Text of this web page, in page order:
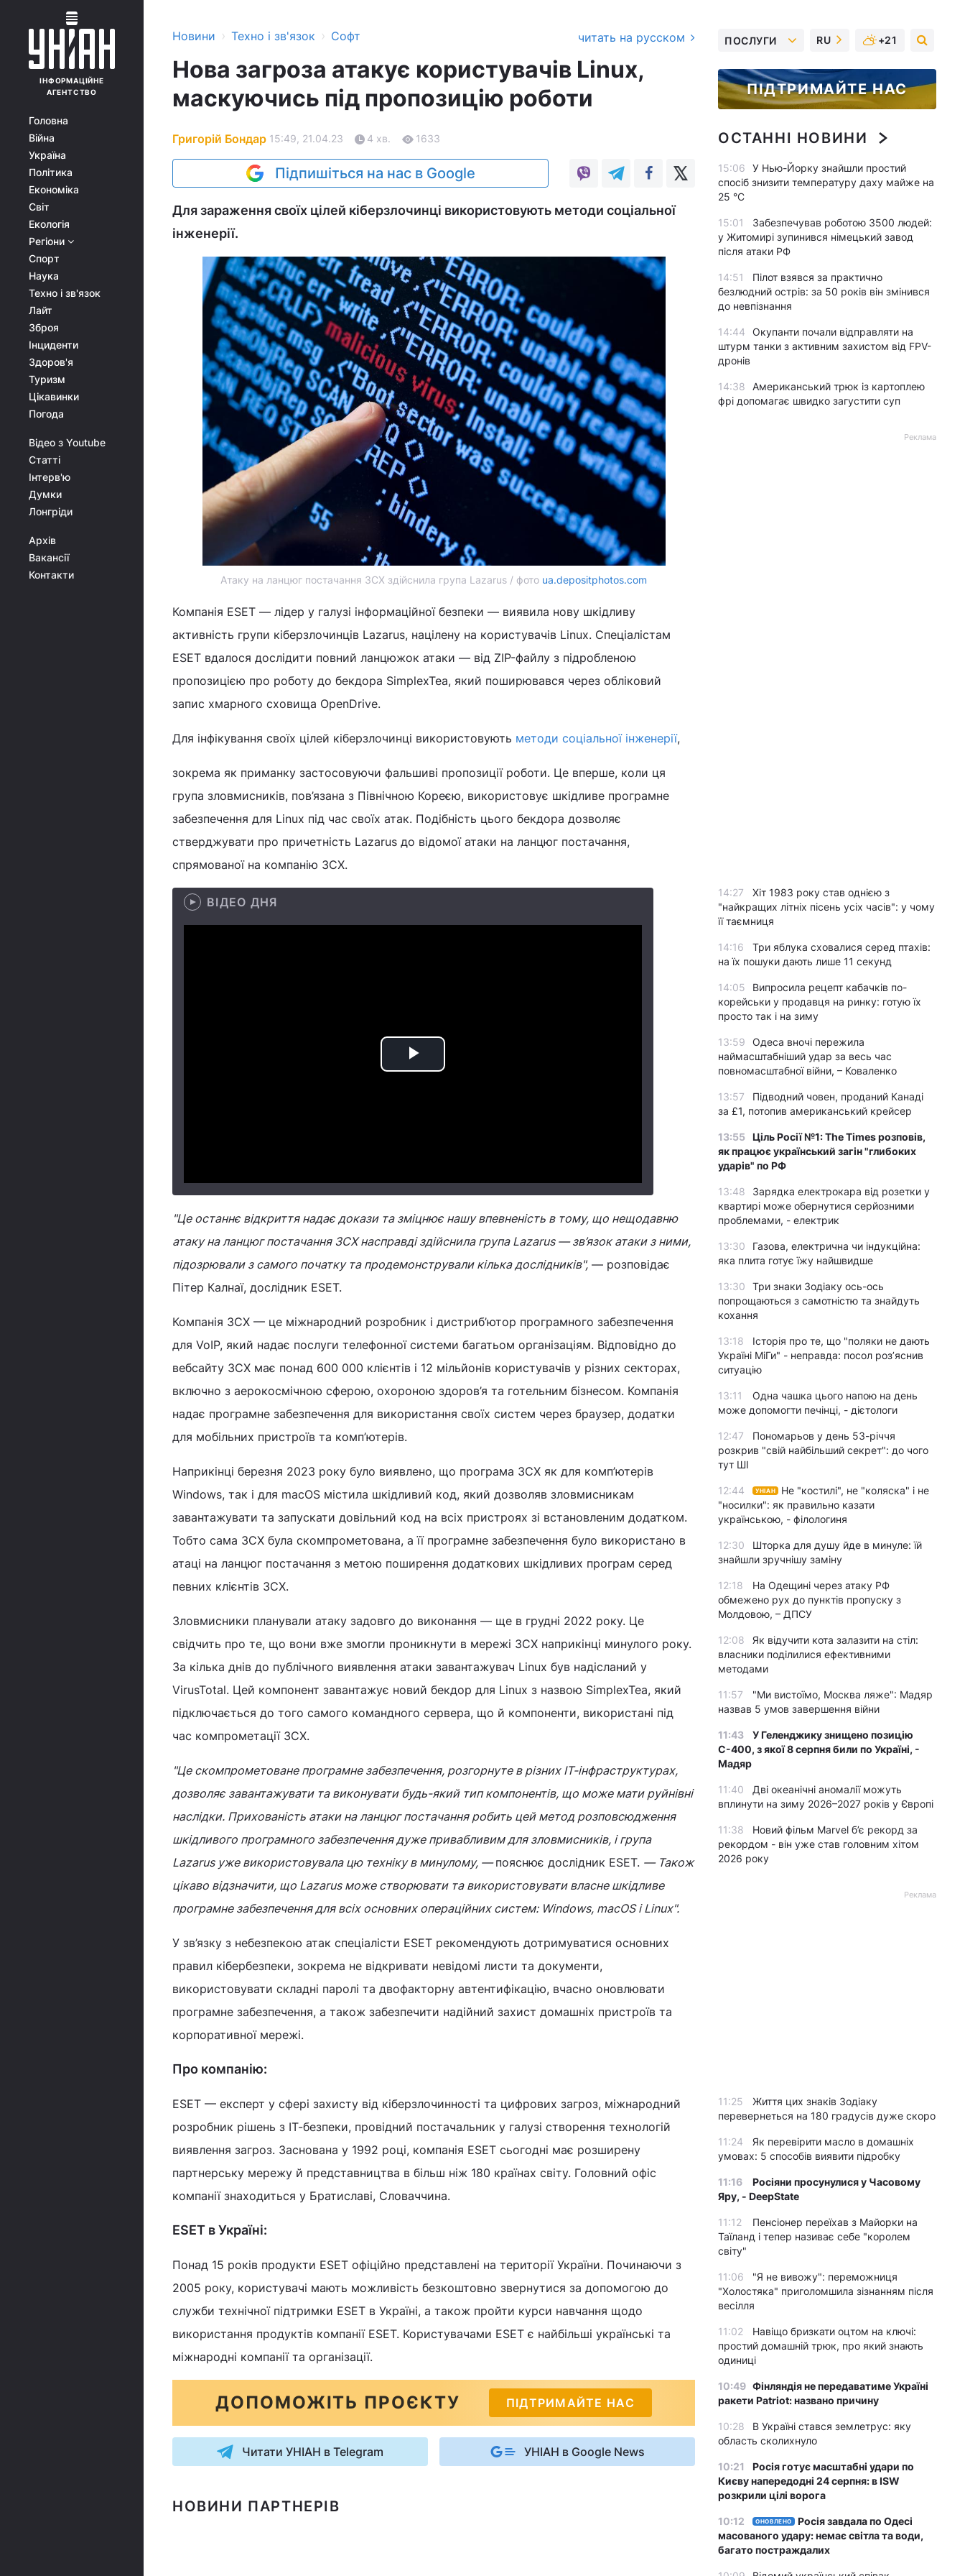
ІНФОРМАЦІЙНЕ
АГЕНТСТВО
Головна
Війна
Україна
Політика
Економіка
Світ
Екологія
Регіони
Спорт
Наука
Техно і зв'язок
Лайт
Зброя
Інциденти
Здоров'я
Туризм
Цікавинки
Погода
Відео з Youtube
Статті
Інтерв'ю
Думки
Лонгріди
Архів
Вакансії
Контакти
Новини › Техно і зв'язок › Софт читать на русском
Нова загроза атакує користувачів Linux,
маскуючись під пропозицію роботи
Григорій Бондар 15:49, 21.04.23 4 хв. 1633
Підпишіться на нас в Google
Для зараження своїх цілей кіберзлочинці використовують методи соціальної
інженерії.
Атаку на ланцюг постачання 3CX здійснила група Lazarus / фото ua.depositphotos.com
Компанія ESET ― лідер у галузі інформаційної безпеки ― виявила нову шкідливу
активність групи кіберзлочинців Lazarus, націлену на користувачів Linux. Спеціалістам
ESET вдалося дослідити повний ланцюжок атаки ― від ZIP-файлу з підробленою
пропозицією про роботу до бекдора SimplexTea, який поширювався через обліковий
запис хмарного сховища OpenDrive.
Для інфікування своїх цілей кіберзлочинці використовують методи соціальної інженерії,
зокрема як приманку застосовуючи фальшиві пропозиції роботи. Це вперше, коли ця
група зловмисників, пов’язана з Північною Кореєю, використовує шкідливе програмне
забезпечення для Linux під час своїх атак. Подібність цього бекдора дозволяє
стверджувати про причетність Lazarus до відомої атаки на ланцюг постачання,
спрямованої на компанію 3CX.
ВІДЕО ДНЯ
Play
"Це останнє відкриття надає докази та зміцнює нашу впевненість в тому, що нещодавню
атаку на ланцюг постачання 3CX насправді здійснила група Lazarus — зв’язок атаки з ними,
підозрювали з самого початку та продемонстрували кілька дослідників", — розповідає
Пітер Калнаї, дослідник ESET.
Компанія 3CX — це міжнародний розробник і дистриб’ютор програмного забезпечення
для VoIP, який надає послуги телефонної системи багатьом організаціям. Відповідно до
вебсайту 3CX має понад 600 000 клієнтів і 12 мільйонів користувачів у різних секторах,
включно з аерокосмічною сферою, охороною здоров’я та готельним бізнесом. Компанія
надає програмне забезпечення для використання своїх систем через браузер, додатки
для мобільних пристроїв та комп’ютерів.
Наприкінці березня 2023 року було виявлено, що програма 3CХ як для комп’ютерів
Windows, так і для macOS містила шкідливий код, який дозволяв зловмисникам
завантажувати та запускати довільний код на всіх пристроях зі встановленим додатком.
Тобто сама 3CX була скомпрометована, а її програмне забезпечення було використано в
атаці на ланцюг постачання з метою поширення додаткових шкідливих програм серед
певних клієнтів 3CX.
Зловмисники планували атаку задовго до виконання ― ще в грудні 2022 року. Це
свідчить про те, що вони вже змогли проникнути в мережі 3CX наприкінці минулого року.
За кілька днів до публічного виявлення атаки завантажувач Linux був надісланий у
VirusTotal. Цей компонент завантажує новий бекдор для Linux з назвою SimplexTea, який
підключається до того самого командного сервера, що й компоненти, використані під
час компрометації 3CX.
"Це скомпрометоване програмне забезпечення, розгорнуте в різних ІТ-інфраструктурах,
дозволяє завантажувати та виконувати будь-який тип компонентів, що може мати руйнівні
наслідки. Прихованість атаки на ланцюг постачання робить цей метод розповсюдження
шкідливого програмного забезпечення дуже привабливим для зловмисників, і група
Lazarus уже використовувала цю техніку в минулому, —пояснює дослідник ESET. — Також
цікаво відзначити, що Lazarus може створювати та використовувати власне шкідливе
програмне забезпечення для всіх основних операційних систем: Windows, macOS і Linux".
У зв’язку з небезпекою атак спеціалісти ESET рекомендують дотримуватися основних
правил кібербезпеки, зокрема не відкривати невідомі листи та документи,
використовувати складні паролі та двофакторну автентифікацію, вчасно оновлювати
програмне забезпечення, а також забезпечити надійний захист домашніх пристроїв та
корпоративної мережі.
Про компанію:
ESET — експерт у сфері захисту від кіберзлочинності та цифрових загроз, міжнародний
розробник рішень з ІТ-безпеки, провідний постачальник у галузі створення технологій
виявлення загроз. Заснована у 1992 році, компанія ESET сьогодні має розширену
партнерську мережу й представництва в більш ніж 180 країнах світу. Головний офіс
компанії знаходиться у Братиславі, Словаччина.
ESET в Україні:
Понад 15 років продукти ESET офіційно представлені на території України. Починаючи з
2005 року, користувачі мають можливість безкоштовно звернутися за допомогою до
служби технічної підтримки ESET в Україні, а також пройти курси навчання щодо
використання продуктів компанії ESET. Користувачами ESET є найбільші українські та
міжнародні компанії та організації.
ДОПОМОЖІТЬ ПРОЄКТУ ПІДТРИМАЙТЕ НАС
Читати УНІАН в Telegram УНІАН в Google News
НОВИНИ ПАРТНЕРІВ
ПОСЛУГИ RU +21
ПІДТРИМАЙТЕ НАС
ОСТАННІ НОВИНИ
15:06
У Нью-Йорку знайшли простий
спосіб знизити температуру даху майже на
25 °C
15:01
Забезпечував роботою 3500 людей:
у Житомирі зупинився німецький завод
після атаки РФ
14:51
Пілот взявся за практично
безлюдний острів: за 50 років він змінився
до невпізнання
14:44
Окупанти почали відправляти на
штурм танки з активним захистом від FPV-
дронів
14:38
Американський трюк із картоплею
фрі допомагає швидко загустити суп
Реклама
14:27
Хіт 1983 року став однією з
"найкращих літніх пісень усіх часів": у чому
її таємниця
14:16
Три яблука сховалися серед птахів:
на їх пошуки дають лише 11 секунд
14:05
Випросила рецепт кабачків по-
корейськи у продавця на ринку: готую їх
просто так і на зиму
13:59
Одеса вночі пережила
наймасштабніший удар за весь час
повномасштабної війни, – Коваленко
13:57
Підводний човен, проданий Канаді
за £1, потопив американський крейсер
13:55 Ціль Росії №1: The Times розповів,
як працює український загін "глибоких
ударів" по РФ
13:48
Зарядка електрокара від розетки у
квартирі може обернутися серйозними
проблемами, - електрик
13:30
Газова, електрична чи індукційна:
яка плита готує їжу найшвидше
13:30
Три знаки Зодіаку ось-ось
попрощаються з самотністю та знайдуть
кохання
13:18
Історія про те, що "поляки не дають
Україні МіГи" - неправда: посол роз’яснив
ситуацію
13:11
Одна чашка цього напою на день
може допомогти печінці, - дієтологи
12:47
Пономарьов у день 53-річчя
розкрив "свій найбільший секрет": до чого
тут ШІ
12:44 УНІАН
Не "костилі", не "коляска" і не
"носилки": як правильно казати
українською, - філологиня
12:30
Шторка для душу йде в минуле: їй
знайшли зручнішу заміну
12:18
На Одещині через атаку РФ
обмежено рух до пунктів пропуску з
Молдовою, – ДПСУ
12:08
Як відучити кота залазити на стіл:
власники поділилися ефективними
методами
11:57
"Ми вистоїмо, Москва ляже": Мадяр
назвав 5 умов завершення війни
11:43
У Геленджику знищено позицію
С-400, з якої 8 серпня били по Україні, -
Мадяр
11:40
Дві океанічні аномалії можуть
вплинути на зиму 2026–2027 років у Європі
11:38
Новий фільм Marvel б’є рекорд за
рекордом - він уже став головним хітом
2026 року
Реклама
11:25
Життя цих знаків Зодіаку
перевернеться на 180 градусів дуже скоро
11:24
Як перевірити масло в домашніх
умовах: 5 способів виявити підробку
11:16
Росіяни просунулися у Часовому
Яру, - DeepState
11:12
Пенсіонер переїхав з Майорки на
Таїланд і тепер називає себе "королем
світу"
11:06
"Я не вивожу": переможниця
"Холостяка" приголомшила зізнанням після
весілля
11:02
Навіщо бризкати оцтом на ключі:
простий домашній трюк, про який знають
одиниці
10:49 Фінляндія не передаватиме Україні
ракети Patriot: названо причину
10:28
В Україні стався землетрус: яку
область сколихнуло
10:21
Росія готує масштабні удари по
Києву напередодні 24 серпня: в ISW
розкрили цілі ворога
10:12 ОНОВЛЕНО
Росія завдала по Одесі
масованого удару: немає світла та води,
багато постраждалих